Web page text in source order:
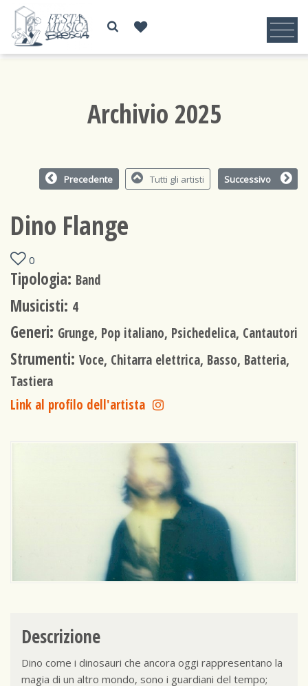
Archivio 2025
Precedente Tutti gli artisti Successivo
Dino Flange
0
Tipologia: Band
Musicisti: 4
Generi: Grunge, Pop italiano, Psichedelica, Cantautori
Strumenti: Voce, Chitarra elettrica, Basso, Batteria,
Tastiera
Link al profilo dell'artista
Descrizione
Dino come i dinosauri che ancora oggi rappresentano la
magia di un altro mondo, sono i guardiani del tempo;